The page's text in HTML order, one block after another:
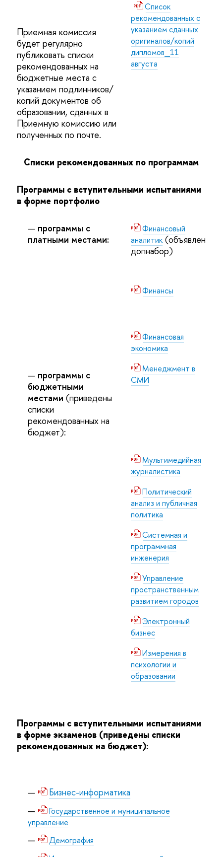
Приемная комиссия
будет регулярно
публиковать списки
рекомендованных на
бюджетные места с
указанием подлинников/
копий документов об
образовании, сданных в
Приемную комиссию или
полученных по почте.
Список
рекомендованных с
указанием сданных
оригиналов/копий
дипломов_11
августа
Списки рекомендованных по программам
Программы с вступительными испытаниями
в форме портфолио
программы с
платными местами:
Финансовый
аналитик(объявлен
допнабор)
Финансы
Финансовая
экономика
программы с
бюджетными
местами (приведены
списки
рекомендованных на
бюджет):
Менеджмент в
СМИ
Мультимедийная
журналистика
Политический
анализ и публичная
политика
Системная и
программная
инженерия
Управление
пространственным
развитием городов
Электронный
бизнес
Измерения в
психологии и
образовании
Программы с вступительными испытаниями
в форме экзаменов (приведены списки
рекомендованных на бюджет):
Бизнес-информатика
Государственное и муниципальное
управление
Демография